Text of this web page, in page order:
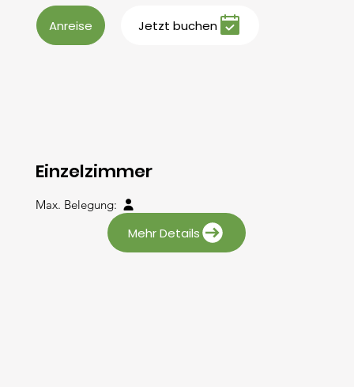
Anreise Jetzt buchen
Einzelzimmer
Max. Belegung:
Mehr Details